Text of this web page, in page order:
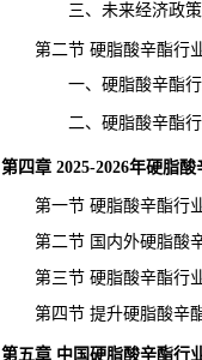
三、未来经济政策
第二节 硬脂酸辛酯行
一、硬脂酸辛酯行
二、硬脂酸辛酯行
第四章 2025-2026年硬脂
第一节 硬脂酸辛酯行
第二节 国内外硬脂酸辛
第三节 硬脂酸辛酯行业
第四节 提升硬脂酸辛酯
第五章 中国硬脂酸辛酯行